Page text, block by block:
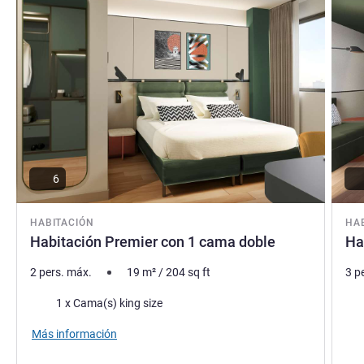
HABITACIÓN
Habitación Premier con 1 cama doble
6
2 pers. máx. 19 m²/204sq ft
Ropa de cama
1 x Cama(s) king size
Más información
3